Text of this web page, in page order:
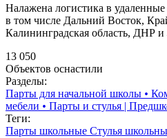
Налажена логистика в
в том числе Дальний Восток,
Калининградская область, ДНР
13 050
Объектов оснастили
Разделы:
Парты для начальной школы •
мебели • Парты и стулья |
Теги:
Парты школьные Стулья